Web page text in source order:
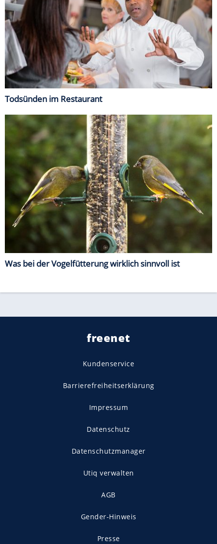
Todsünden im Restaurant
Was bei der Vogelfütterung wirklich sinnvoll ist
freenet
Kundenservice
Barrierefreiheitserklärung
Impressum
Datenschutz
Datenschutzmanager
Utiq verwalten
AGB
Gender-Hinweis
Presse